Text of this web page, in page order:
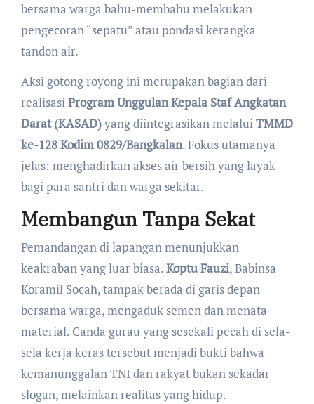
bersama warga bahu-membahu melakukan
pengecoran “sepatu” atau pondasi kerangka
tandon air.
​Aksi gotong royong ini merupakan bagian dari
realisasiProgram Unggulan Kepala Staf Angkatan
Darat (KASAD)yang diintegrasikan melaluiTMMD
ke-128 Kodim 0829/Bangkalan. Fokus utamanya
jelas: menghadirkan akses air bersih yang layak
bagi para santri dan warga sekitar.
Membangun Tanpa Sekat
​Pemandangan di lapangan menunjukkan
keakraban yang luar biasa.Koptu Fauzi, Babinsa
Koramil Socah, tampak berada di garis depan
bersama warga, mengaduk semen dan menata
material. Canda gurau yang sesekali pecah di sela-
sela kerja keras tersebut menjadi bukti bahwa
kemanunggalan TNI dan rakyat bukan sekadar
slogan, melainkan realitas yang hidup.